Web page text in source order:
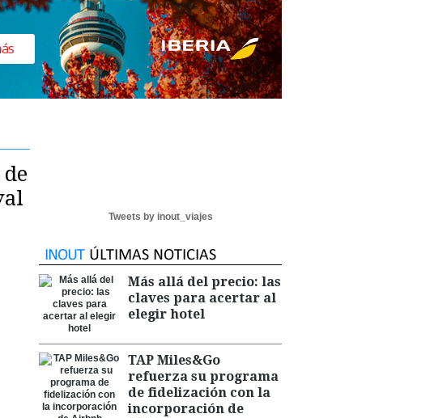
Tweets by inout_viajes
Más allá del precio: las
claves para acertar al
elegir hotel
TAP Miles&Go
refuerza su programa
de fidelización con la
incorporación de